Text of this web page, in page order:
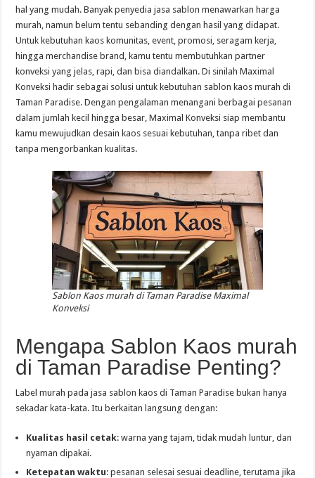
hal yang mudah. Banyak penyedia jasa sablon menawarkan harga
murah, namun belum tentu sebanding dengan hasil yang didapat.
Untuk kebutuhan kaos komunitas, event, promosi, seragam kerja,
hingga merchandise brand, kamu tentu membutuhkan partner
konveksi yang jelas, rapi, dan bisa diandalkan. Di sinilah Maximal
Konveksi hadir sebagai solusi untuk kebutuhan sablon kaos murah di
Taman Paradise. Dengan pengalaman menangani berbagai pesanan
dalam jumlah kecil hingga besar, Maximal Konveksi siap membantu
kamu mewujudkan desain kaos sesuai kebutuhan, tanpa ribet dan
tanpa mengorbankan kualitas.
Sablon Kaos murah di Taman Paradise Maximal
Konveksi
Mengapa Sablon Kaos murah
di Taman Paradise Penting?
Label murah pada jasa sablon kaos di Taman Paradise bukan hanya
sekadar kata-kata. Itu berkaitan langsung dengan:
Kualitas hasil cetak: warna yang tajam, tidak mudah luntur, dan
nyaman dipakai.
Ketepatan waktu: pesanan selesai sesuai deadline, terutama jika